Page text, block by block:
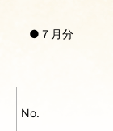
●７月分
No.